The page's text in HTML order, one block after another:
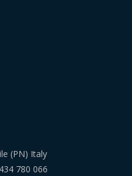
(PN) Italy
780 066